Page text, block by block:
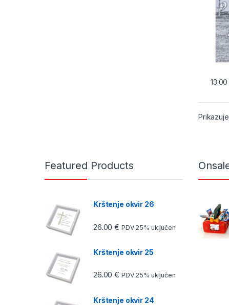
Featured Products
Krštenje okvir 26
26.00€ PDV 25% uključen
Krštenje okvir 25
26.00€ PDV 25% uključen
Krštenje okvir 24